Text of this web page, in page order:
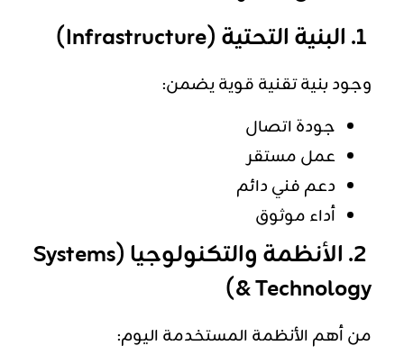
وجود بنية تقنية قوية يضمن:
جودة اتصال
عمل مستقر
دعم فني دائم
أداء موثوق
2. الأنظمة والتكنولوجيا (Systems
& Technology)
من أهم الأنظمة المستخدمة اليوم: